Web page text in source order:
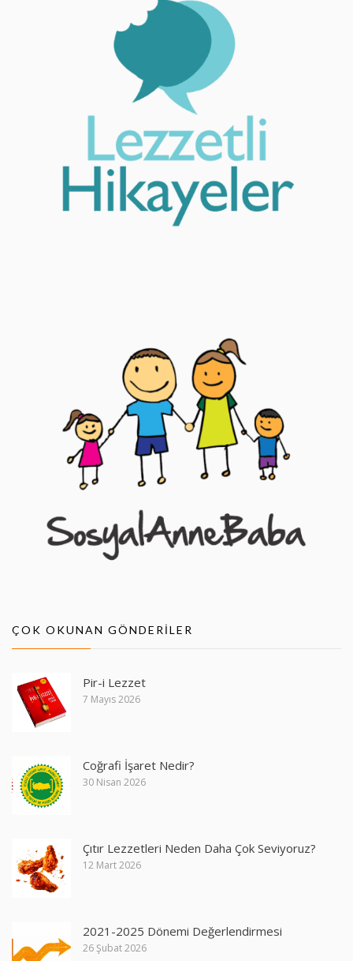
ÇOK OKUNAN GÖNDERILER
Pir-i Lezzet
7 Mayıs 2026
Coğrafi İşaret Nedir?
30 Nisan 2026
Çıtır Lezzetleri Neden Daha Çok Seviyoruz?
12 Mart 2026
2021-2025 Dönemi Değerlendirmesi
26 Şubat 2026